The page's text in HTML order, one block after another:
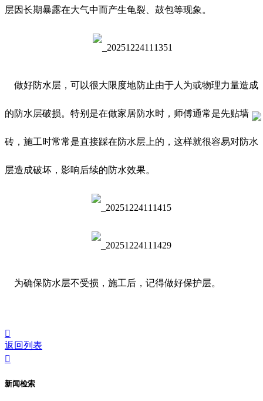
层因长期暴露在大气中而产生龟裂、鼓包等现象。
做好防水层，可以很大限度地防止由于人为或物理力量造成
的防水层破损。特别是在做家居防水时，师傅通常是先贴墙
砖，施工时常常是直接踩在防水层上的，这样就很容易对防水
层造成破坏，影响后续的防水效果。
为确保防水层不受损，施工后，记得做好保护层。

返回列表

新闻检索